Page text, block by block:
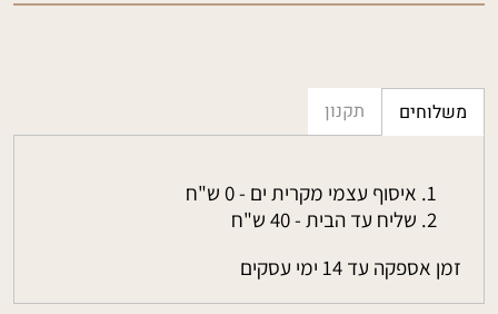
משלוחים תקנון
איסוף עצמי מקרית ים - 0 ש"ח
שליח עד הבית - 40 ש"ח
זמן אספקה עד 14 ימי עסקים